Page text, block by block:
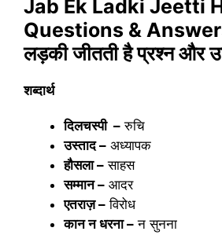
Jab Ek Ladki Jeetti
Questions &
लड़की जीतती है प्रश्न और
शब्दार्थ
दिलचस्पी – रुचि
उस्ताद – अध्यापक
हौसला – साहस
सम्मान – आदर
एतराज़ – विरोध
कान न धरना – न सुनना